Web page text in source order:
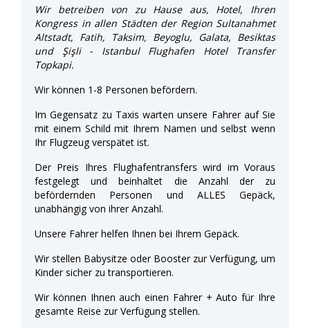
Wir betreiben von zu Hause aus, Hotel, Ihren
Kongress in allen Städten der Region Sultanahmet
Altstadt, Fatih, Taksim, Beyoglu, Galata, Besiktas
und Şişli - Istanbul Flughafen Hotel Transfer
Topkapi.
Wir können 1-8 Personen befördern.
Im Gegensatz zu Taxis warten unsere Fahrer auf Sie
mit einem Schild mit Ihrem Namen und selbst wenn
Ihr Flugzeug verspätet ist.
Der Preis Ihres Flughafentransfers wird im Voraus
festgelegt und beinhaltet die Anzahl der zu
befördernden Personen und ALLES Gepäck,
unabhängig von ihrer Anzahl.
Unsere Fahrer helfen Ihnen bei Ihrem Gepäck.
Wir stellen Babysitze oder Booster zur Verfügung, um
Kinder sicher zu transportieren.
Wir können Ihnen auch einen Fahrer + Auto für Ihre
gesamte Reise zur Verfügung stellen.